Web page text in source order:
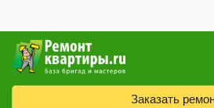
Заказать